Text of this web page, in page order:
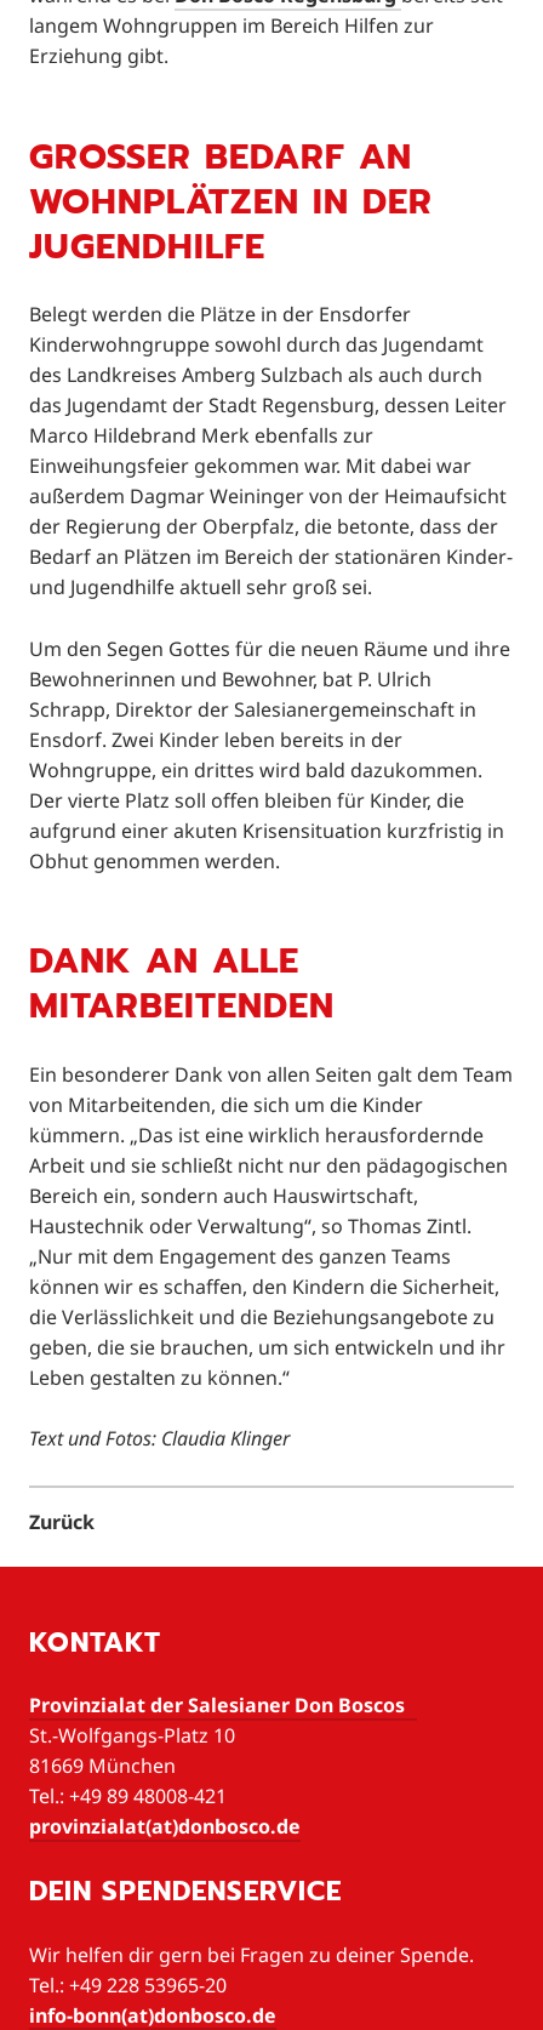
langem Wohngruppen im Bereich Hilfen zur
Erziehung gibt.
GROSSER BEDARF AN W
OHNPLÄTZEN IN DER J
UGENDHILFE
Belegt werden die Plätze in der Ensdorfer
Kinderwohngruppe sowohl durch das Jugendamt
des Landkreises Amberg Sulzbach als auch durch
das Jugendamt der Stadt Regensburg, dessen Leiter
Marco Hildebrand Merk ebenfalls zur
Einweihungsfeier gekommen war. Mit dabei war
außerdem Dagmar Weininger von der Heimaufsicht
der Regierung der Oberpfalz, die betonte, dass der
Bedarf an Plätzen im Bereich der stationären Kinder-
und Jugendhilfe aktuell sehr groß sei.
Um den Segen Gottes für die neuen Räume und ihre
Bewohnerinnen und Bewohner, bat P. Ulrich
Schrapp, Direktor der Salesianergemeinschaft in
Ensdorf. Zwei Kinder leben bereits in der
Wohngruppe, ein drittes wird bald dazukommen.
Der vierte Platz soll offen bleiben für Kinder, die
aufgrund einer akuten Krisensituation kurzfristig in
Obhut genommen werden.
DANK AN ALLE
MITARBEITENDEN
Ein besonderer Dank von allen Seiten galt dem Team
von Mitarbeitenden, die sich um die Kinder
kümmern. „Das ist eine wirklich herausfordernde
Arbeit und sie schließt nicht nur den pädagogischen
Bereich ein, sondern auch Hauswirtschaft,
Haustechnik oder Verwaltung“, so Thomas Zintl.
„Nur mit dem Engagement des ganzen Teams
können wir es schaffen, den Kindern die Sicherheit,
die Verlässlichkeit und die Beziehungsangebote zu
geben, die sie brauchen, um sich entwickeln und ihr
Leben gestalten zu können.“
Text und Fotos: Claudia Klinger
Zurück
KONTAKT
Provinzialat der Salesianer Don Boscos
St.-Wolfgangs-Platz 10
81669 München
Tel.: +49 89 48008-421
provinzialat(at)donbosco.de
DEIN SPENDENSERVICE
Wir helfen dir gern bei Fragen zu deiner Spende.
Tel.: +49 228 53965-20
info-bonn(at)donbosco.de